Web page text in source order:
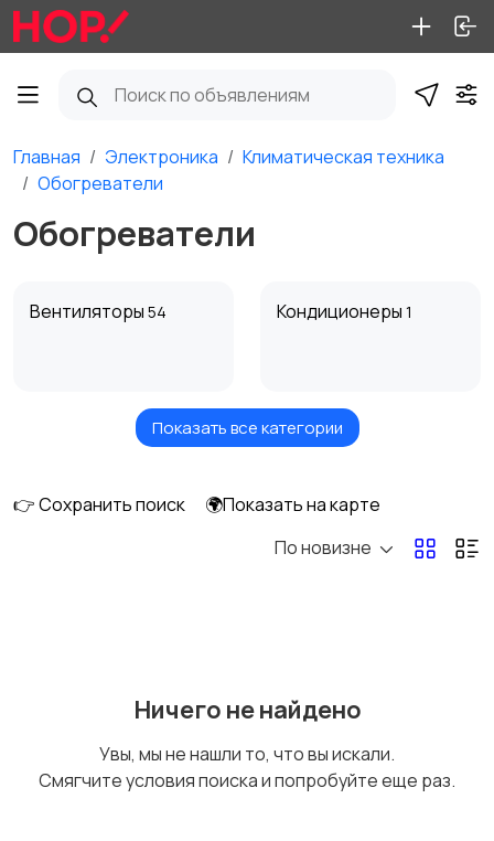
Главная Электроника
Климатическая техника
Обогреватели
Обогреватели
Вентиляторы 54 Кондиционеры 1
Обогреватели Очистители воздуха
комплектующие
Показать все категории
👉 Сохранить поиск
🌍Показать на карте
По новизне
Ничего не найдено
Увы, мы не нашли то, что вы искали.
Смягчите условия поиска и попробуйте еще раз.